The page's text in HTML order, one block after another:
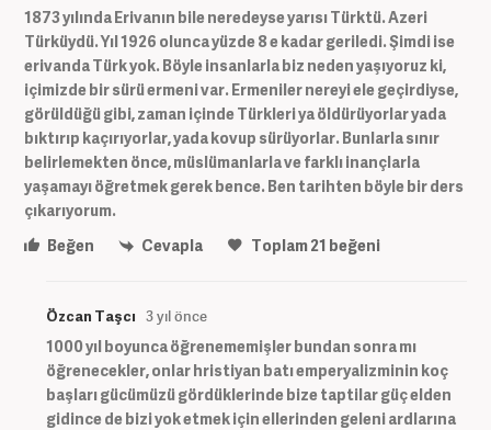
1873 yılında Erivanın bile neredeyse yarısı Türktü. Azeri
Türküydü. Yıl 1926 olunca yüzde 8 e kadar geriledi. Şimdi ise
erivanda Türk yok. Böyle insanlarla biz neden yaşıyoruz ki,
içimizde bir sürü ermeni var. Ermeniler nereyi ele geçirdiyse,
görüldüğü gibi, zaman içinde Türkleri ya öldürüyorlar yada
bıktırıp kaçırıyorlar, yada kovup sürüyorlar. Bunlarla sınır
belirlemekten önce, müslümanlarla ve farklı inançlarla
yaşamayı öğretmek gerek bence. Ben tarihten böyle bir ders
çıkarıyorum.
Beğen
Cevapla Toplam21 beğeni
Özcan Taşcı 3 yıl önce
1000 yıl boyunca öğrenememişler bundan sonra mı
öğrenecekler, onlar hristiyan batı emperyalizminin koç
başları gücümüzü gördüklerinde bize taptilar güç elden
gidince de bizi yok etmek için ellerinden geleni ardlarına